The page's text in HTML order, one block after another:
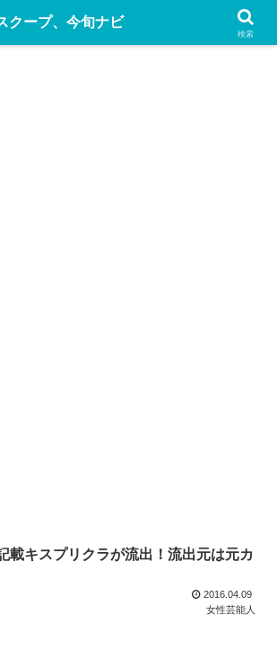
載キスプリクラが流出！流出元は元カ
2016.04.09
女性芸能人
クープ、今旬ナビ
検索